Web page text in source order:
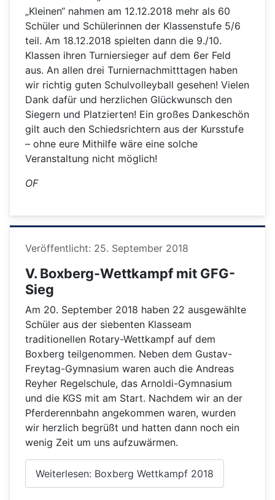
„Kleinen“ nahmen am 12.12.2018 mehr als 60
Schüler und Schülerinnen der Klassenstufe 5/6
teil. Am 18.12.2018 spielten dann die 9./10.
Klassen ihren Turniersieger auf dem 6er Feld
aus. An allen drei Turniernachmitttagen haben
wir richtig guten Schulvolleyball gesehen! Vielen
Dank dafür und herzlichen Glückwunsch den
Siegern und Platzierten! Ein großes Dankeschön
gilt auch den Schiedsrichtern aus der Kursstufe
– ohne eure Mithilfe wäre eine solche
Veranstaltung nicht möglich!
OF
Details
Veröffentlicht: 25. September 2018
V. Boxberg-Wettkampf mit GFG-
Sieg
Am 20. September 2018 haben 22 ausgewählte
Schüler aus der siebenten Klasseam
traditionellen Rotary-Wettkampf auf dem
Boxberg teilgenommen. Neben dem Gustav-
Freytag-Gymnasium waren auch die Andreas
Reyher Regelschule, das Arnoldi-Gymnasium
und die KGS mit am Start. Nachdem wir an der
Pferderennbahn angekommen waren, wurden
wir herzlich begrüßt und hatten dann noch ein
wenig Zeit um uns aufzuwärmen.
Weiterlesen: Boxberg Wettkampf 2018